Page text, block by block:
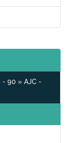
- 90 » AJC -